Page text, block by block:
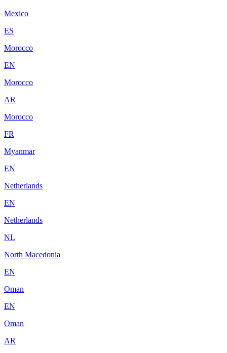
Mexico
ES
Morocco
EN
Morocco
AR
Morocco
FR
Myanmar
EN
Netherlands
EN
Netherlands
NL
North Macedonia
EN
Oman
EN
Oman
AR